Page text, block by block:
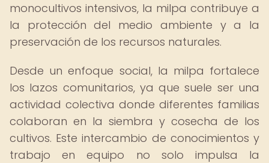
monocultivos intensivos, la milpa contribuye a
la protección del medio ambiente y a la
preservación de los recursos naturales.
Desde un enfoque social, la milpa fortalece
los lazos comunitarios, ya que suele ser una
actividad colectiva donde diferentes familias
colaboran en la siembra y cosecha de los
cultivos. Este intercambio de conocimientos y
trabajo en equipo no solo impulsa la